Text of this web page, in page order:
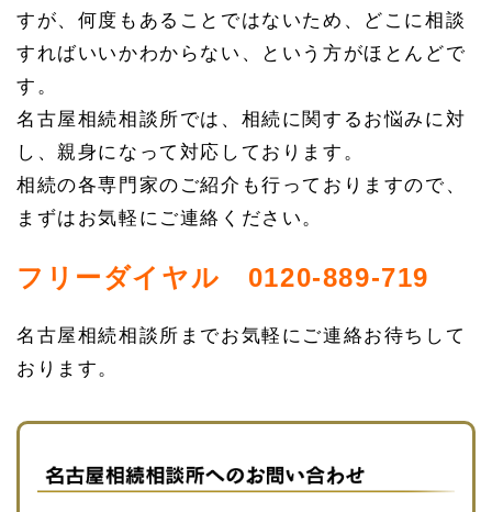
すが、何度もあることではないため、どこに相談
すればいいかわからない、という方がほとんどで
す。
名古屋相続相談所では、相続に関するお悩みに対
し、親身になって対応しております。
相続の各専門家のご紹介も行っておりますので、
まずはお気軽にご連絡ください。
フリーダイヤル 0120-889-719
名古屋相続相談所までお気軽にご連絡お待ちして
おります。